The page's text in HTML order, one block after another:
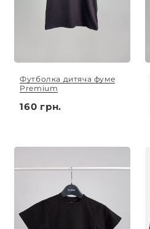
Футболка дитяча фуме
Premium
160 грн.